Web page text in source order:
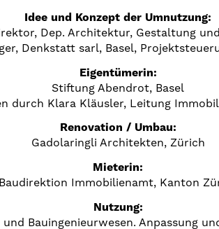
Idee und Konzept der Umnutzung:
Dep. Architektur, Gestaltung
Denkstatt sarl, Basel,
Eigentümerin:
Stiftung Abendrot, Basel
durch Klara Kläusler, Leitung
Renovation / Umbau:
Gadolaringli Architekten, Zürich
Mieterin:
Baudirektion Immobilienamt, Kanton
Nutzung:
Bauingenieurwesen. Anpassung